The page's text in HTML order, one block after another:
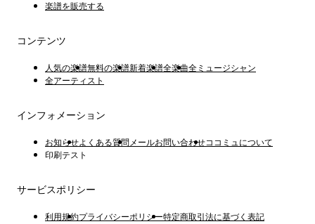
楽譜を販売する
コンテンツ
人気の楽譜無料の楽譜新着楽譜全楽曲全ミュージシャン
全アーティスト
インフォメーション
お知らせよくある質問 メールお問い合わせココミュについて
印刷テスト
サービスポリシー
利用規約プライバシーポリシー特定商取引法に基づく表記